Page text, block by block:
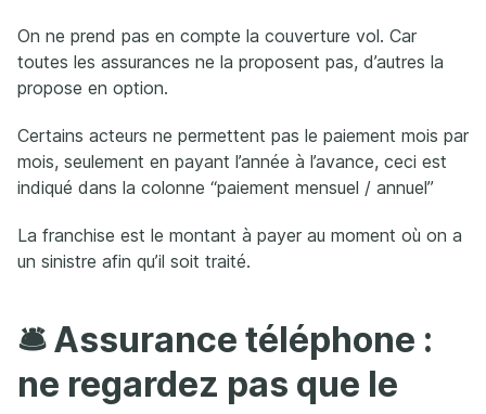
On ne prend pas en compte la couverture vol. Car
toutes les assurances ne la proposent pas, d’autres la
propose en option.
Certains acteurs ne permettent pas le paiement mois par
mois, seulement en payant l’année à l’avance, ceci est
indiqué dans la colonne “paiement mensuel / annuel”
La franchise est le montant à payer au moment où on a
un sinistre afin qu’il soit traité.
🛎 Assurance téléphone :
ne regardez pas que le